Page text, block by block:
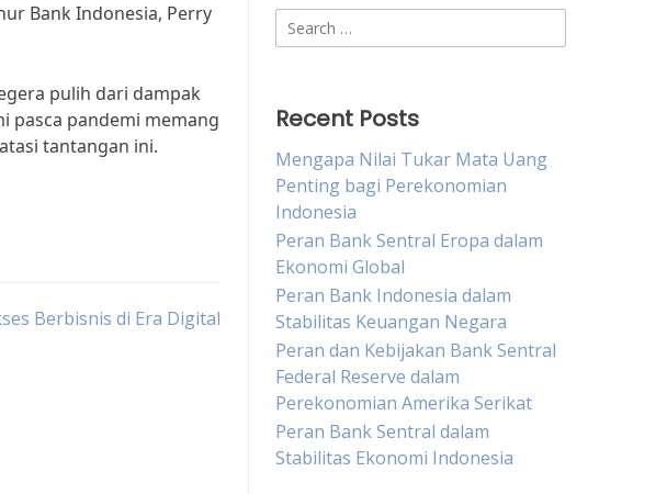
Bank Indonesia, Perry
pulih dari dampak
pasca pandemi memang
tantangan ini.
Berbisnis di Era Digital
Search
for:
Recent Posts
Mengapa Nilai Tukar Mata Uang
Penting bagi Perekonomian
Indonesia
Peran Bank Sentral Eropa dalam
Ekonomi Global
Peran Bank Indonesia dalam
Stabilitas Keuangan Negara
Peran dan Kebijakan Bank Sentral
Federal Reserve dalam
Perekonomian Amerika Serikat
Peran Bank Sentral dalam
Stabilitas Ekonomi Indonesia